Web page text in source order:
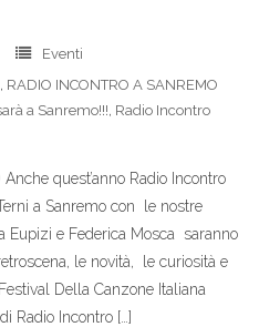
Eventi
RADIO INCONTRO A SANREMO
a Sanremo!!! Radio Incontro
quest’anno Radio Incontro
a Sanremo con le nostre
Eupizi e Federica Mosca saranno
le novità, le curiosità e
Della Canzone Italiana
Radio Incontro […]